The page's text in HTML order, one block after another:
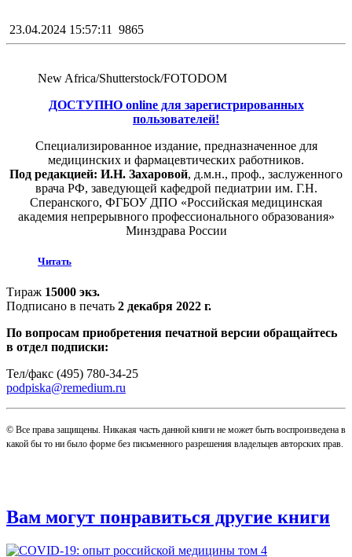
23.04.2024 15:57:11 9865
New Africa/Shutterstoсk/FOTODOM
ДОСТУПНО online для зарегистрированных
пользователей!
Специализированное издание, предназначенное для
медицинских и фармацевтических работников.
Под редакцией: И.Н. Захаровой, д.м.н., проф., заслуженного
врача РФ, заведующей кафедрой педиатрии им. Г.Н.
Сперанского, ФГБОУ ДПО «Российская медицинская
академия непрерывного профессионального образования»
Минздрава России
Читать
Тираж 15000 экз.
Подписано в печать 2 декабря 2022 г.
По вопросам приобретения печатной версии обращайтесь
в отдел подписки:
Тел/факс (495) 780-34-25
podpiska@remedium.ru
© Все права защищены. Никакая часть данной книги не может быть воспроизведена в
какой бы то ни было форме без письменного разрешения владельцев авторских прав.
Вам могут понравиться другие книги